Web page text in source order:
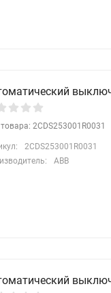
2CDS253001R0031
2CDS253001R0031
ABB